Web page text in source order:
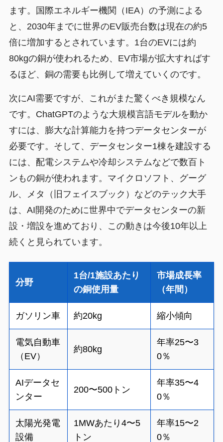
ます。国際エネルギー機関（IEA）の予測による
と、2030年までに世界のEV販売台数は現在の約5
倍に増加するとされています。1台のEVには約
80kgの銅が使われるため、EV市場が拡大すればす
るほど、銅の需要も比例して増えていくのです。
次にAI需要ですが、これがまた驚くべき規模なん
です。ChatGPTのような大規模言語モデルを動か
すには、膨大な計算能力を持つデータセンターが
必要です。そして、データセンター1棟を建設する
には、配電システムや冷却システムなどで数百ト
ンもの銅が使われます。マイクロソフト、グーグ
ル、メタ（旧フェイスブック）などのテック大手
は、AI開発のために世界中でデータセンターの新
設・増設を進めており、この動きは今後10年以上
続くと見られています。
分野
1台/1施設あたり
の銅使用量
市場成長率
（年間）
ガソリン車 約20kg 縮小傾向
電気自動車
（EV）
約80kg
年率25〜3
0％
AIデータセ
ンター
200〜500トン
年率35〜4
0％
太陽光発電
設備
1MWあたり4〜5
トン
年率15〜2
0％